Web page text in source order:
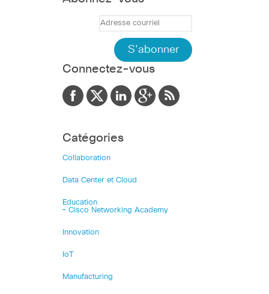
Connectez-vous
Catégories
Collaboration
Data Center et Cloud
Education
– Cisco Networking Academy
Innovation
IoT
Manufacturing